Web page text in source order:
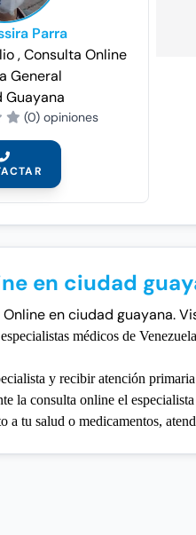
Parra
, Consulta Online
General
Guayana
(0) opiniones
en ciudad
en ciudad guayana.
médicos de
y recibir atención
la consulta online el
a tu salud o medicamentos,